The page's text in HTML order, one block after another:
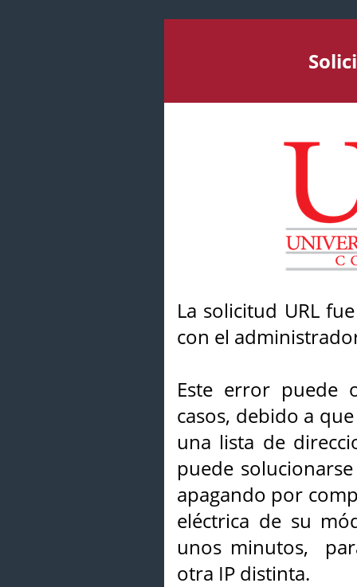
La solicitud URL
con el
Este error puede
casos, debido a
una lista de
puede
apagando por
eléctrica de su
unos minutos,
otra IP distinta.